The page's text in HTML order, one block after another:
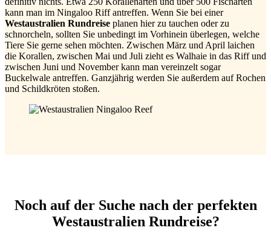
kann man im Ningaloo Riff antreffen. Wenn Sie bei einer
Westaustralien Rundreise planen hier zu tauchen oder zu
schnorcheln, sollten Sie unbedingt im Vorhinein überlegen, welche
Tiere Sie gerne sehen möchten. Zwischen März und April laichen
die Korallen, zwischen Mai und Juli zieht es Walhaie in das Riff und
zwischen Juni und November kann man vereinzelt sogar
Buckelwale antreffen. Ganzjährig werden Sie außerdem auf Rochen
und Schildkröten stoßen.
Noch auf der Suche nach der perfekten
Westaustralien Rundreise?